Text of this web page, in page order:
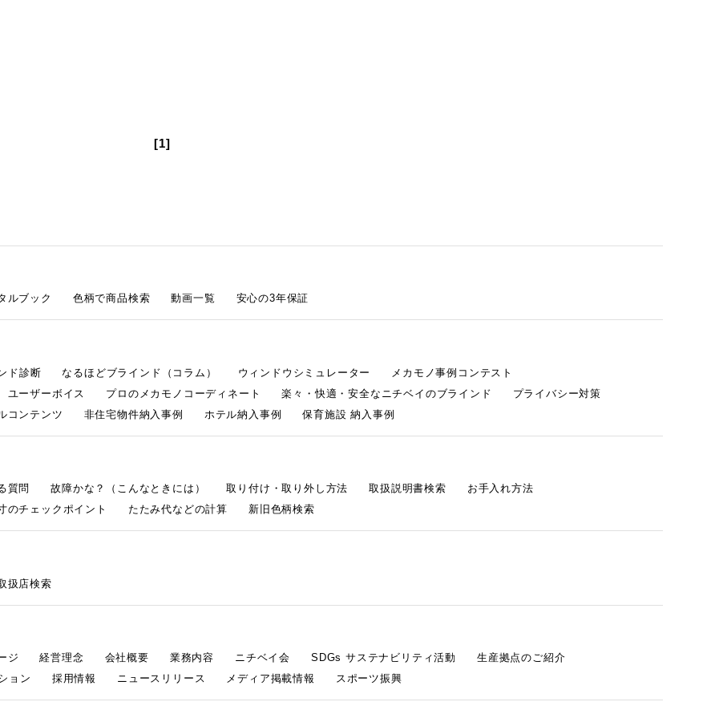
[1]
ルブック 色柄で商品検索 動画一覧 安心の3年保証
ド診断
なるほどブラインド（コラム） ウィンドウシミュレーター
メカモノ事例コンテスト
ユーザーボイス プロのメカモノコーディネート 楽々・快適・安全なニチベイのブラインド
プライバシー対策
コンテンツ 非住宅物件納入事例 ホテル納入事例 保育施設 納入事例
質問 故障かな？（こんなときには） 取り付け・取り外し方法 取扱説明書検索
お手入れ方法
のチェックポイント たたみ代などの計算 新旧色柄検索
扱店検索
ジ 経営理念 会社概要 業務内容 ニチベイ会 SDGs サステナビリティ活動
生産拠点のご紹介
ョン
採用情報 ニュースリリース メディア掲載情報 スポーツ振興